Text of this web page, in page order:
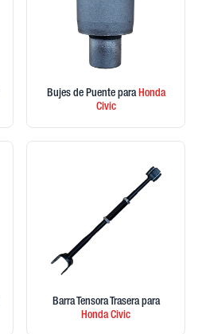
Bujes de Puente paraHonda
Civic
Barra Tensora Trasera para
HondaCivic